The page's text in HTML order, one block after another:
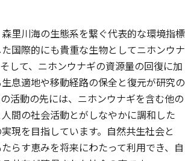
里川海の生態系を繋ぐ代表的な環境指標
国際的にも貴重な生物としてニホンウナ
して、ニホンウナギの資源量の回復に加
息適地や移動経路の保全と復元が研究の
活動の先には、ニホンウナギを含む他の
間の社会活動とがしなやかに調和した
実現を目指しています。自然共生社会と
らす恵みを将来にわたって利用でき、自